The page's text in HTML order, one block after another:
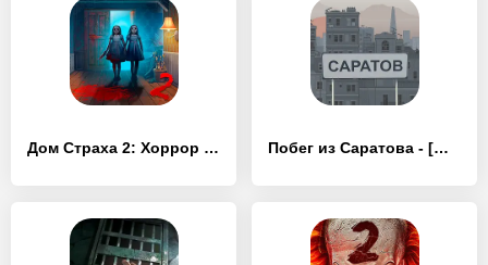
Дом Страха 2: Хоррор Побег - [MOD Много денег] Побег из Саратова - [MOD Много монет]